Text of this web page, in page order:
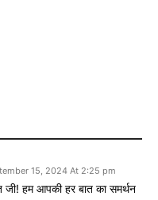
15, 2024 At 2:25 pm
हम आपकी हर बात का समर्थन